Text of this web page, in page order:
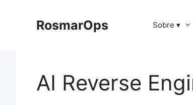
contenidoRosmarOps Sobre ▾
AI Reverse